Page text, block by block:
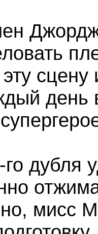
день
дубля
мисс